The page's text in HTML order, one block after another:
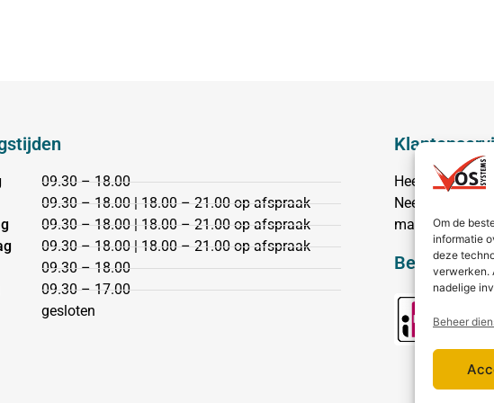
Om de
informatie
deze
verwerken.
nadelige
Beheer
09.30 – 18.00
09.30 – 18.00 | 18.00 – 21.00 op afspraak
09.30 – 18.00 | 18.00 – 21.00 op afspraak
09.30 – 18.00 | 18.00 – 21.00 op afspraak
09.30 – 18.00
09.30 – 17.00
gesloten
Heeft u een
Neem dan
mail.
Bezorging